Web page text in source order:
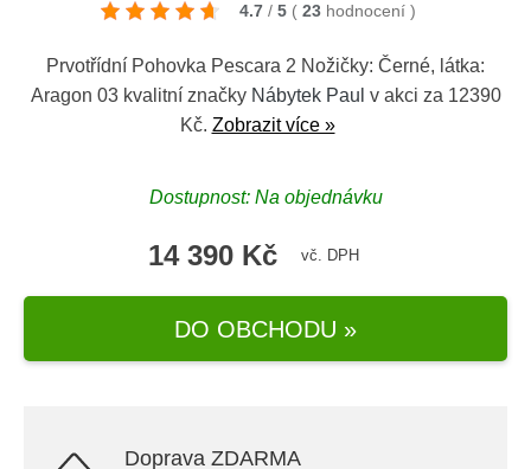
4.7 / 5 ( 23 hodnocení )
Prvotřídní Pohovka Pescara 2 Nožičky: Černé, látka:
Aragon 03 kvalitní značky Nábytek Paul v akci za 12390
Kč. Zobrazit více »
Dostupnost: Na objednávku
14 390 Kč vč. DPH
DO OBCHODU »
Doprava ZDARMA